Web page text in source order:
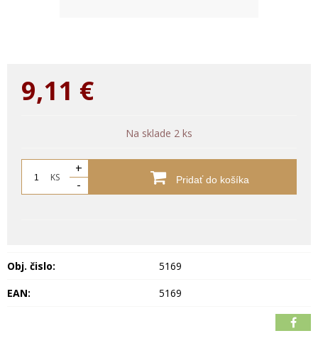
9,11 €
Na sklade 2 ks
KS
+
-
Pridať do košíka
Obj. čislo:
5169
EAN:
5169